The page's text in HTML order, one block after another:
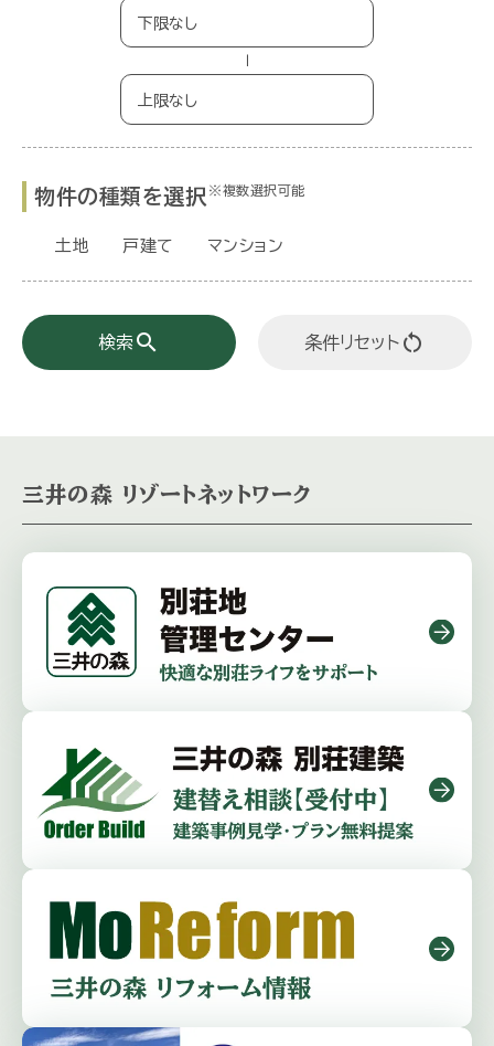
物件の種類を選択 ※複数選択可能
土地 戸建て マンション
検索 search 条件リセット restart_alt
三井の森 リゾートネットワーク